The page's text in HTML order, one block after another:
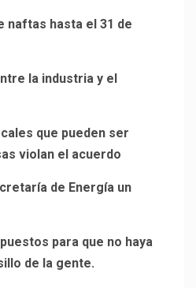
naftas hasta el 31 de
la industria y el
que pueden ser
violan el acuerdo
de Energía un
para que no haya
de la gente.